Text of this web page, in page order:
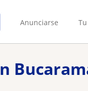
Anunciarse